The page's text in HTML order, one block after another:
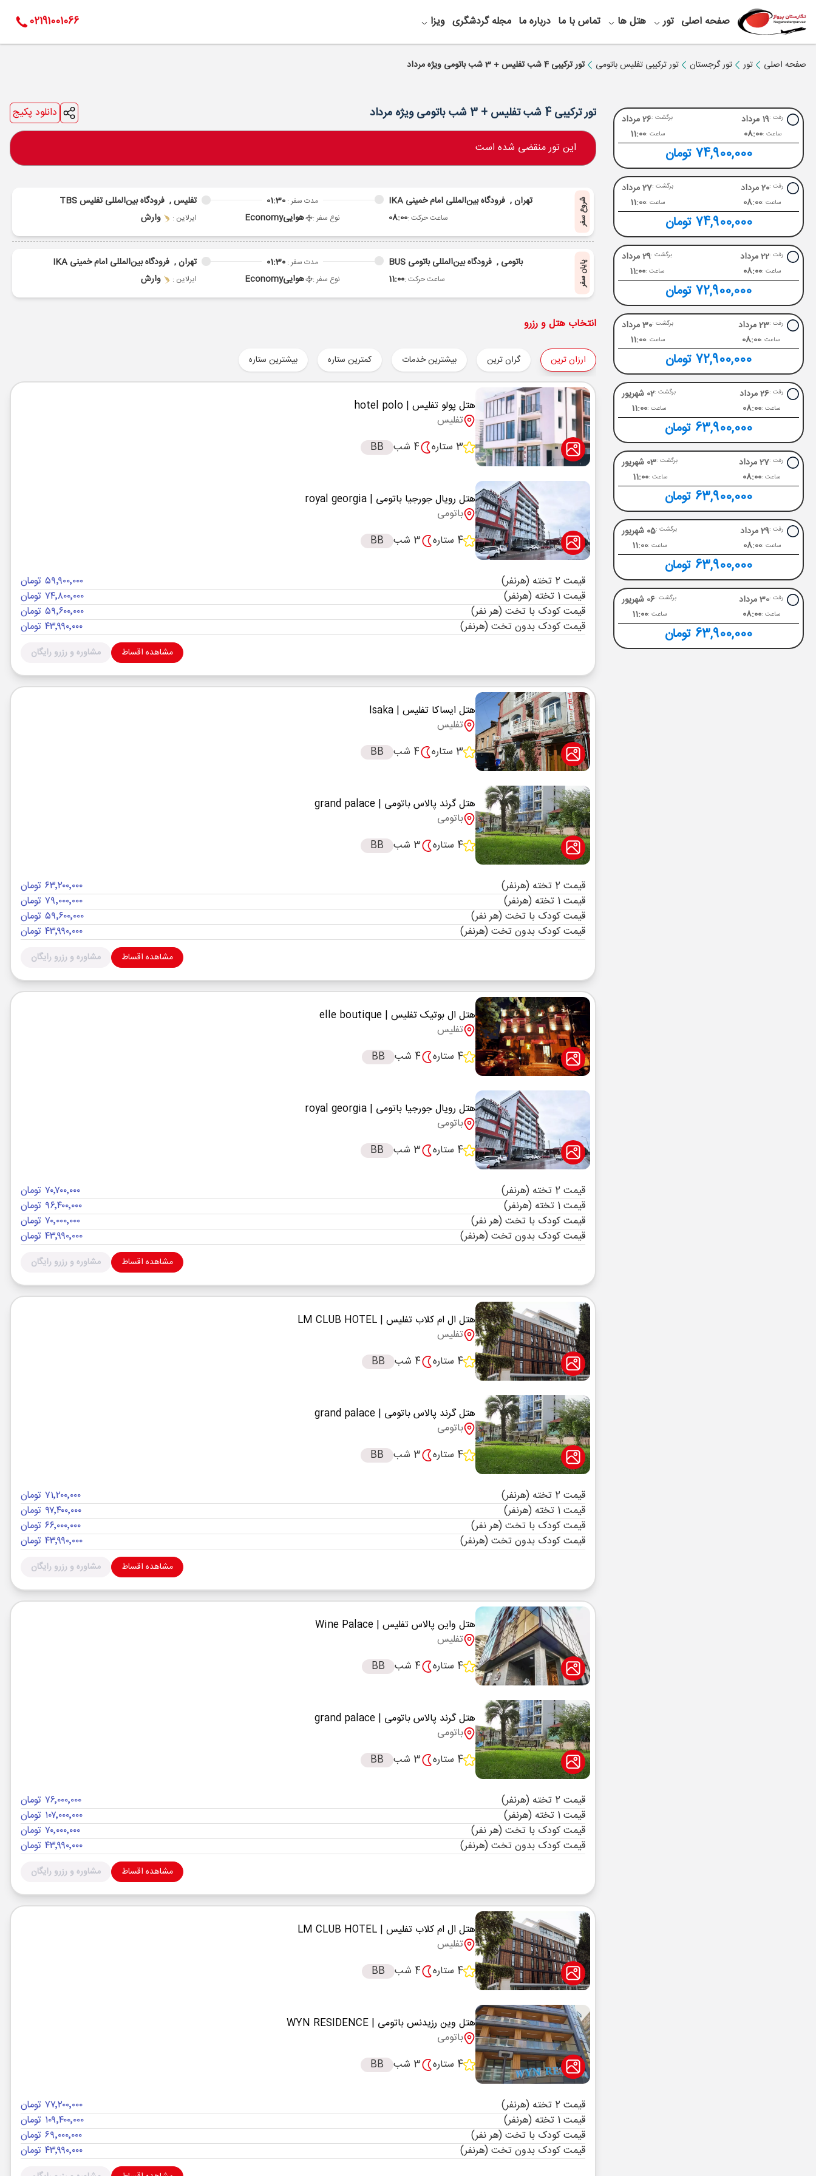
صفحه اصلی تور هتل ها تماس با ما درباره ما مجله گردشگری ویزا 02191001066
صفحه اصلی تور تور گرجستان تور ترکیبی تفلیس باتومی تور ترکیبی 4 شب تفلیس + 3 شب باتومی ویژه مرداد
رفت :19 مرداد
ساعت :08:00
برگشت :26 مرداد
ساعت :11:00
74,900,000 تومان
رفت :20 مرداد
ساعت :08:00
برگشت :27 مرداد
ساعت :11:00
74,900,000 تومان
رفت :22 مرداد
ساعت :08:00
برگشت :29 مرداد
ساعت :11:00
72,900,000 تومان
رفت :23 مرداد
ساعت :08:00
برگشت :30 مرداد
ساعت :11:00
72,900,000 تومان
رفت :26 مرداد
ساعت :08:00
برگشت :02 شهریور
ساعت :11:00
63,900,000 تومان
رفت :27 مرداد
ساعت :08:00
برگشت :03 شهریور
ساعت :11:00
63,900,000 تومان
رفت :29 مرداد
ساعت :08:00
برگشت :05 شهریور
ساعت :11:00
63,900,000 تومان
رفت :30 مرداد
ساعت :08:00
برگشت :06 شهریور
ساعت :11:00
63,900,000 تومان
تور ترکیبی 4 شب تفلیس + 3 شب باتومی ویژه مرداد دانلود پکیج
این تور منقضی شده است
شروع سفر تهران , فرودگاه بین‌المللی امام خمینی IKA
ساعت حرکت :08:00
مدت سفر : 01:30
نوع سفر : هواییEconomy
تفلیس , فرودگاه بین‌المللی تفلیس TBS
ایرلاین : وارش
پایان سفر باتومی , فرودگاه بین‌المللی باتومی BUS
ساعت حرکت :11:00
مدت سفر : 01:30
نوع سفر : هواییEconomy
تهران , فرودگاه بین‌المللی امام خمینی IKA
ایرلاین : وارش
انتخاب هتل و رزرو
ارزان ترین گران ترین بیشترین خدمات کمترین ستاره بیشترین ستاره
هتل پولو تفلیس | hotel polo
تفلیس
3 ستاره
4 شب BB
هتل رویال جورجیا باتومی | royal georgia
باتومی
4 ستاره
3 شب BB
قیمت 2 تخته (هرنفر)
۵۹٬۹۰۰٬۰۰۰ تومان
قیمت 1 تخته (هرنفر)
۷۴٬۸۰۰٬۰۰۰ تومان
قیمت کودک با تخت (هر نفر)
۵۹٬۶۰۰٬۰۰۰ تومان
قیمت کودک بدون تخت (هرنفر)
۴۳٬۹۹۰٬۰۰۰ تومان
مشاهده اقساط مشاوره و رزرو رایگان
هتل ایساکا تفلیس | Isaka
تفلیس
3 ستاره
4 شب BB
هتل گرند پالاس باتومی | grand palace
باتومی
4 ستاره
3 شب BB
قیمت 2 تخته (هرنفر)
۶۳٬۲۰۰٬۰۰۰ تومان
قیمت 1 تخته (هرنفر)
۷۹٬۰۰۰٬۰۰۰ تومان
قیمت کودک با تخت (هر نفر)
۵۹٬۶۰۰٬۰۰۰ تومان
قیمت کودک بدون تخت (هرنفر)
۴۳٬۹۹۰٬۰۰۰ تومان
مشاهده اقساط مشاوره و رزرو رایگان
هتل ال بوتیک تفلیس | elle boutique
تفلیس
4 ستاره
4 شب BB
هتل رویال جورجیا باتومی | royal georgia
باتومی
4 ستاره
3 شب BB
قیمت 2 تخته (هرنفر)
۷۰٬۷۰۰٬۰۰۰ تومان
قیمت 1 تخته (هرنفر)
۹۶٬۴۰۰٬۰۰۰ تومان
قیمت کودک با تخت (هر نفر)
۷۰٬۰۰۰٬۰۰۰ تومان
قیمت کودک بدون تخت (هرنفر)
۴۳٬۹۹۰٬۰۰۰ تومان
مشاهده اقساط مشاوره و رزرو رایگان
هتل ال ام کلاب تفلیس | LM CLUB HOTEL
تفلیس
4 ستاره
4 شب BB
هتل گرند پالاس باتومی | grand palace
باتومی
4 ستاره
3 شب BB
قیمت 2 تخته (هرنفر)
۷۱٬۲۰۰٬۰۰۰ تومان
قیمت 1 تخته (هرنفر)
۹۷٬۴۰۰٬۰۰۰ تومان
قیمت کودک با تخت (هر نفر)
۶۶٬۰۰۰٬۰۰۰ تومان
قیمت کودک بدون تخت (هرنفر)
۴۳٬۹۹۰٬۰۰۰ تومان
مشاهده اقساط مشاوره و رزرو رایگان
هتل واین پالاس تفلیس | Wine Palace
تفلیس
4 ستاره
4 شب BB
هتل گرند پالاس باتومی | grand palace
باتومی
4 ستاره
3 شب BB
قیمت 2 تخته (هرنفر)
۷۶٬۰۰۰٬۰۰۰ تومان
قیمت 1 تخته (هرنفر)
۱۰۷٬۰۰۰٬۰۰۰ تومان
قیمت کودک با تخت (هر نفر)
۷۰٬۰۰۰٬۰۰۰ تومان
قیمت کودک بدون تخت (هرنفر)
۴۳٬۹۹۰٬۰۰۰ تومان
مشاهده اقساط مشاوره و رزرو رایگان
هتل ال ام کلاب تفلیس | LM CLUB HOTEL
تفلیس
4 ستاره
4 شب BB
هتل وین رزیدنس باتومی | WYN RESIDENCE
باتومی
4 ستاره
3 شب BB
قیمت 2 تخته (هرنفر)
۷۷٬۲۰۰٬۰۰۰ تومان
قیمت 1 تخته (هرنفر)
۱۰۹٬۴۰۰٬۰۰۰ تومان
قیمت کودک با تخت (هر نفر)
۶۹٬۰۰۰٬۰۰۰ تومان
قیمت کودک بدون تخت (هرنفر)
۴۳٬۹۹۰٬۰۰۰ تومان